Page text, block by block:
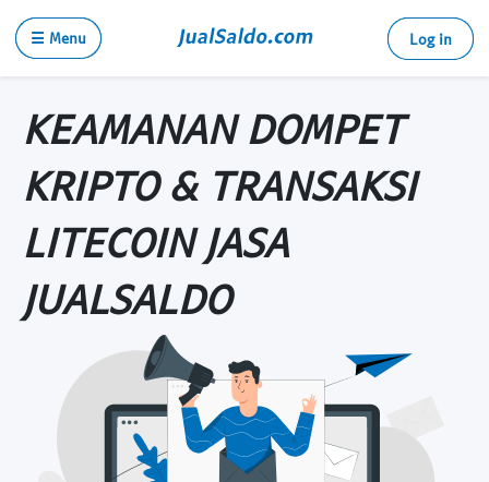
☰ Menu Log in
KEAMANAN DOMPET
KRIPTO & TRANSAKSI
LITECOIN JASA
JUALSALDO